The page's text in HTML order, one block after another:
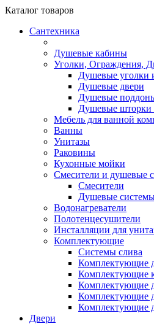
Каталог товаров
Сантехника
Душевые кабины
Уголки, Ограждения,
Душевые уголки
Душевые двери
Душевые
Душевые шторки
Мебель для ванной
Ванны
Унитазы
Раковины
Кухонные мойки
Смесители и душевые
Смесители
Душевые
Водонагреватели
Полотенцесушители
Инсталляции для
Комплектующие
Системы слива
Комплектующие
Комплектующие
Комплектующие
Комплектующие
Комплектующие
Двери